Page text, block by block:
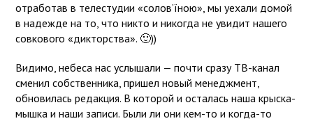
отработав в телестудии «солов’їною», мы уехали домой
в надежде на то, что никто и никогда не увидит нашего
совкового «дикторства». 🙂))
Видимо, небеса нас услышали — почти сразу ТВ-канал
сменил собственника, пришел новый менеджмент,
обновилась редакция. В которой и осталась наша крыска-
мышка и наши записи. Были ли они кем-то и когда-то